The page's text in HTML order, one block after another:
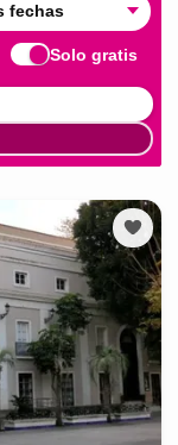
fechas
Solo gratis